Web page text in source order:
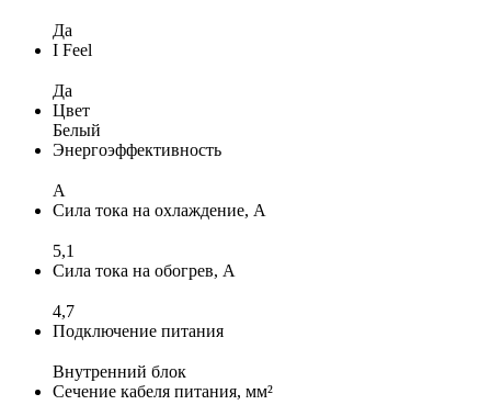
Да
I Feel
Да
Цвет
Белый
Энергоэффективность
A
Сила тока на охлаждение, А
5,1
Сила тока на обогрев, А
4,7
Подключение питания
Внутренний блок
Сечение кабеля питания, мм²